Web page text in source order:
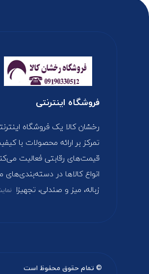
فروشگاه اینترنتی
رخشان کالا یک فروشگاه
تمرکز بر ارائه محصولات با
قیمت‌های رقابتی فعالیت
انواع کالاها در
زباله، میز و صندلی، تجهیزا
© تمام حقوق محفوظ است